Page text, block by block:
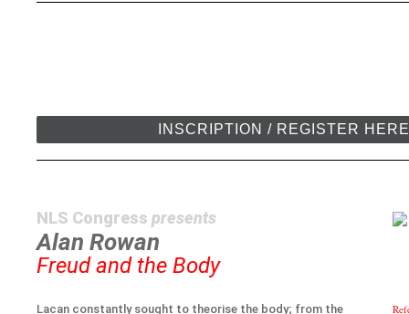
INSCRIPTION / REGISTER
NLS Congresspresents
Alan Rowan
Freud and the Body
Lacan constantly sought to theorise the body; from the